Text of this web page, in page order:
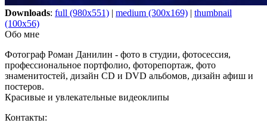
Downloads: full (980x551) | medium (300x169) | thumbnail
(100x56)
Обо мне
Фотограф Роман Данилин - фото в студии, фотосессия,
профессиональное портфолио, фоторепортаж, фото
знаменитостей, дизайн CD и DVD альбомов, дизайн афиш и
постеров.
Красивые и увлекательные видеоклипы
Контакты: